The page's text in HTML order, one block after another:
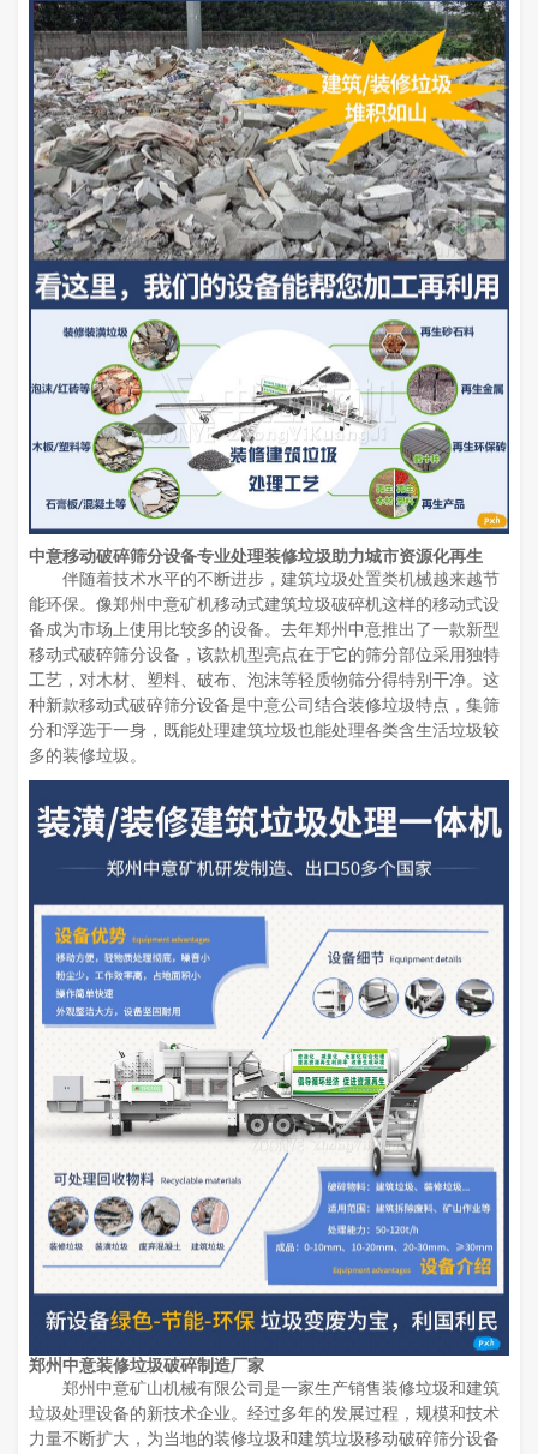
中意移动破碎筛分设备专业处理装修垃圾助力城市资源化再生
伴随着技术水平的不断进步，建筑垃圾处置类机械越来越节
能环保。像郑州中意矿机移动式建筑垃圾破碎机这样的移动式设
备成为市场上使用比较多的设备。去年郑州中意推出了一款新型
移动式破碎筛分设备，该款机型亮点在于它的筛分部位采用独特
工艺，对木材、塑料、破布、泡沫等轻质物筛分得特别干净。这
种新款移动式破碎筛分设备是中意公司结合装修垃圾特点，集筛
分和浮选于一身，既能处理建筑垃圾也能处理各类含生活垃圾较
多的装修垃圾。
郑州中意装修垃圾破碎制造厂家
郑州中意矿山机械有限公司是一家生产销售装修垃圾和建筑
垃圾处理设备的新技术企业。经过多年的发展过程，规模和技术
力量不断扩大，为当地的装修垃圾和建筑垃圾移动破碎筛分设备